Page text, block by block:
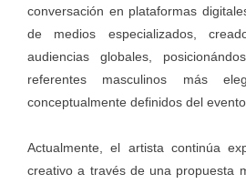
conversación en plataformas
de medios especializados,
audiencias globales,
referentes masculinos más
conceptualmente definidos del evento.
Actualmente, el artista continúa
creativo a través de una propuesta